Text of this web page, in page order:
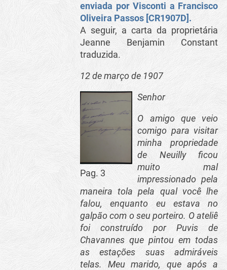
enviada por Visconti a Francisco
Oliveira Passos [CR1907D].
A seguir, a carta da proprietária
Jeanne Benjamin Constant
traduzida.
12 de março de 1907
Pag. 3
Senhor
O amigo que veio
comigo para visitar
minha propriedade
de Neuilly ficou
muito mal
impressionado pela
maneira tola pela qual você lhe
falou, enquanto eu estava no
galpão com o seu porteiro. O ateliê
foi construído por Puvis de
Chavannes que pintou em todas
as estações suas admiráveis
telas. Meu marido, que após a